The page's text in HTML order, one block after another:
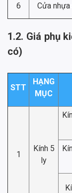
6 Cửa
1.2. Giá phụ
có)
STT
HẠNG
MỤC
1
Kính 5
ly